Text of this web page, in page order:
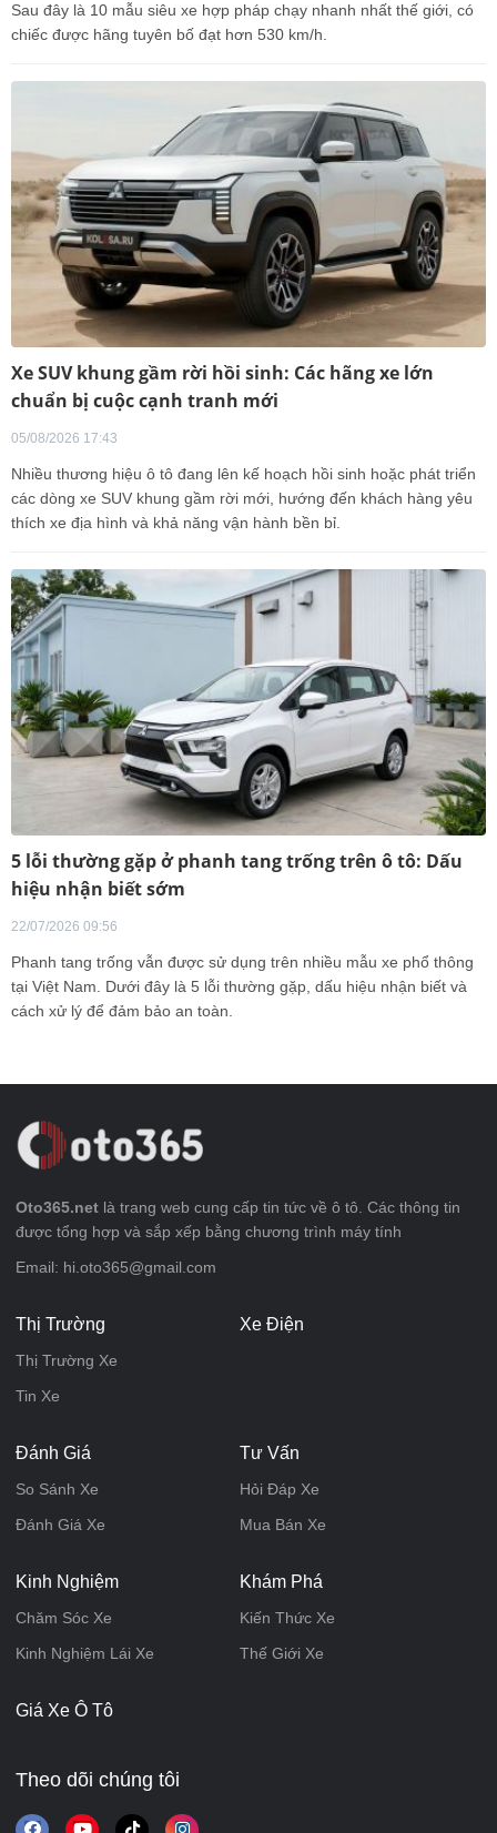
Sau đây là 10 mẫu siêu xe hợp pháp chạy nhanh nhất thế giới, có
chiếc được hãng tuyên bố đạt hơn 530 km/h.
Xe SUV khung gầm rời hồi sinh: Các hãng xe lớn
chuẩn bị cuộc cạnh tranh mới
05/08/2026 17:43
Nhiều thương hiệu ô tô đang lên kế hoạch hồi sinh hoặc phát triển
các dòng xe SUV khung gầm rời mới, hướng đến khách hàng yêu
thích xe địa hình và khả năng vận hành bền bỉ.
5 lỗi thường gặp ở phanh tang trống trên ô tô: Dấu
hiệu nhận biết sớm
22/07/2026 09:56
Phanh tang trống vẫn được sử dụng trên nhiều mẫu xe phổ thông
tại Việt Nam. Dưới đây là 5 lỗi thường gặp, dấu hiệu nhận biết và
cách xử lý để đảm bảo an toàn.
Oto365.net là trang web cung cấp tin tức về ô tô. Các thông tin
được tổng hợp và sắp xếp bằng chương trình máy tính
Email: hi.oto365@gmail.com
Thị Trường
Thị Trường Xe
Tin Xe
Xe Điện
Đánh Giá
So Sánh Xe
Đánh Giá Xe
Tư Vấn
Hỏi Đáp Xe
Mua Bán Xe
Kinh Nghiệm
Chăm Sóc Xe
Kinh Nghiệm Lái Xe
Khám Phá
Kiến Thức Xe
Thế Giới Xe
Giá Xe Ô Tô
Theo dõi chúng tôi